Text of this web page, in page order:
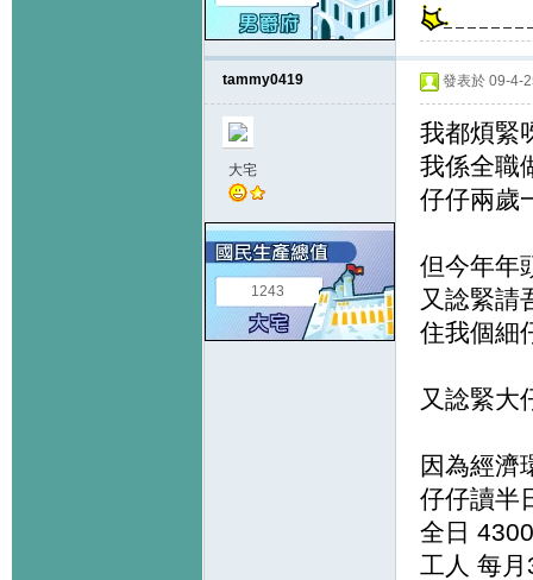
tammy0419
大宅
1243
發表於 09-4-
我都煩緊
我係全職
仔仔兩歲
但今年年
又諗緊請
住我個細
又諗緊大
因為經濟
仔仔讀半
全日
工人 每